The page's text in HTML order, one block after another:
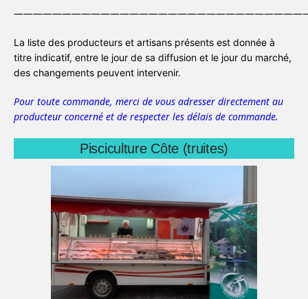
La liste des producteurs et artisans présents est donnée à
titre indicatif, entre le jour de sa diffusion et le jour du marché,
des changements peuvent intervenir.
Pour toute commande, merci de vous adresser directement au
producteur concerné et de respecter les délais de commande.
Pisciculture Côte (truites)